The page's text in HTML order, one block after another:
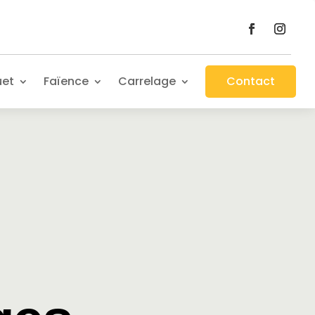
Faïence Carrelage Contact